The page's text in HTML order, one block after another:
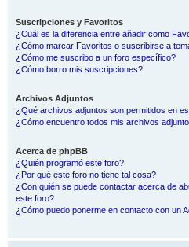
Suscripciones y Favoritos
¿Cuál es la diferencia entre añadir como
¿Cómo marcar Favoritos o suscribirse a
¿Cómo me suscribo a un foro específico?
¿Cómo borro mis suscripciones?
Archivos Adjuntos
¿Qué archivos adjuntos son permitidos en
¿Cómo encuentro todos mis archivos
Acerca de phpBB
¿Quién programó este foro?
¿Por qué este foro no tiene tal cosa?
¿Con quién se puede contactar acerca de
este foro?
¿Cómo puedo ponerme en contacto con un